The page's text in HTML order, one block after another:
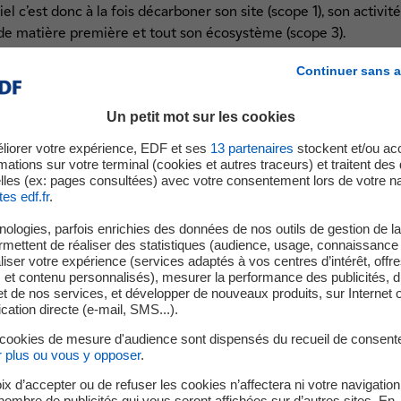
c’est donc à la fois décarboner son site (scope 1), son
matière première et tout son écosystème (scope 3).
des pistes sur les solutions existantes pour décarboner les
le scope 1.
fixe un objectif d’émission de GES à 16 Mt d’ici 2050,
Continuer sans
Un petit mot sur les cookies
votre expérience, EDF et ses 13 partenaires stockent et/ou
sur votre terminal (cookies et autres traceurs) et traitent des
(ex: pages consultées) avec votre consentement lors de votre
edf.fr.
parfois enrichies des données de nos outils de gestion de
de réaliser des statistiques (audience, usage,
votre expérience (services adaptés à vos centres d’intérêt,
et contenu personnalisés), mesurer la performance des publicités,
de nos services, et développer de nouveaux produits, sur Internet
directe (e-mail, SMS...).
de mesure d'audience sont dispensés du recueil de
plus ou vous y opposer.
d’accepter ou de refuser les cookies n’affectera ni votre